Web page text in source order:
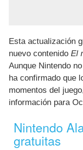
Esta actualización
nuevo contenido El
Aunque Nintendo
ha confirmado que
momentos del
información para
Nintendo
gratuitas